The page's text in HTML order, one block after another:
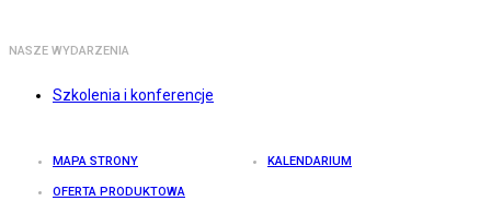
NASZE WYDARZENIA
Szkolenia i konferencje
MAPA STRONY KALENDARIUM
OFERTA PRODUKTOWA